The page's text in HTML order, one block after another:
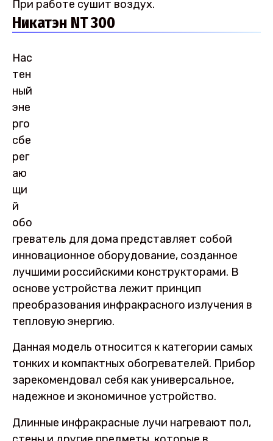
При работе сушит воздух.
Никатэн NT 300
Нас
тен
ный
эне
рго
сбе
рег
аю
щи
й
обо
греватель для дома представляет собой
инновационное оборудование, созданное
лучшими российскими конструкторами. В
основе устройства лежит принцип
преобразования инфракрасного излучения в
тепловую энергию.
Данная модель относится к категории самых
тонких и компактных обогревателей. Прибор
зарекомендовал себя как универсальное,
надежное и экономичное устройство.
Длинные инфракрасные лучи нагревают пол,